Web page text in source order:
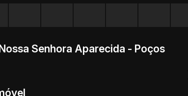
Senhora Aparecida - Poços